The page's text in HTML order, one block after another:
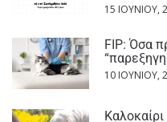
15 ΙΟΥΝΊΟΥ,
FIP: Όσα
10 ΙΟΥΝΊΟΥ,